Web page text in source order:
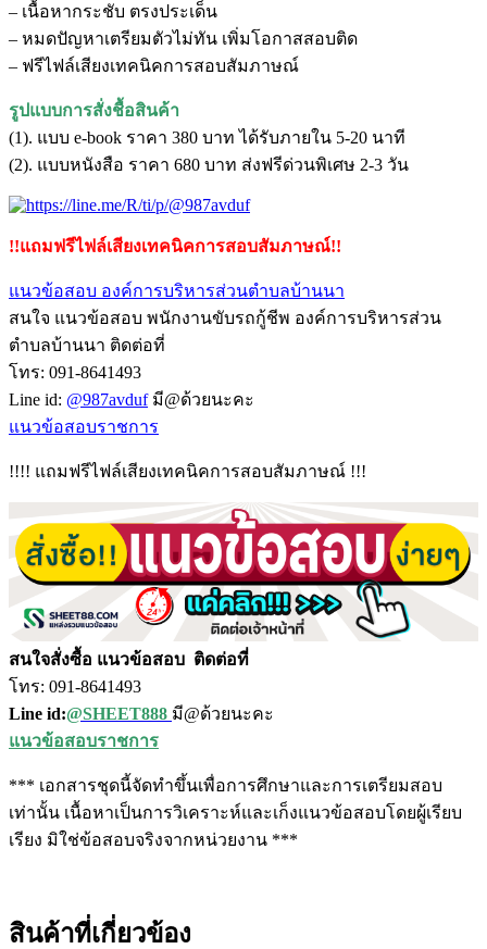
– เนื้อหากระชับ ตรงประเด็น
– หมดปัญหาเตรียมตัวไม่ทัน เพิ่มโอกาสสอบติด
– ฟรีไฟล์เสียงเทคนิคการสอบสัมภาษณ์
รูปแบบการสั่งชื้อสินค้า
(1). แบบ e-book ราคา 380 บาท ได้รับภายใน 5-20 นาที
(2). แบบหนังสือ ราคา 680 บาท ส่งฟรีด่วนพิเศษ 2-3 วัน
!!แถมฟรีไฟล์เสียงเทคนิคการสอบสัมภาษณ์!!
แนวข้อสอบ องค์การบริหารส่วนตำบลบ้านนา
สนใจ แนวข้อสอบ พนักงานขับรถกู้ชีพ องค์การบริหารส่วน
ตำบลบ้านนา ติดต่อที่
โทร: 091-8641493
Line id: @987avdufมี@ด้วยนะคะ
แนวข้อสอบราชการ
!!!! แถมฟรีไฟล์เสียงเทคนิคการสอบสัมภาษณ์ !!!
สนใจสั่งซื้อ แนวข้อสอบ ติดต่อที่
โทร: 091-8641493
Line id:@SHEET888 มี@ด้วยนะคะ
แนวข้อสอบราชการ
*** เอกสารชุดนี้จัดทำขึ้นเพื่อการศึกษาและการเตรียมสอบ
เท่านั้น เนื้อหาเป็นการวิเคราะห์และเก็งแนวข้อสอบโดยผู้เรียบ
เรียง มิใช่ข้อสอบจริงจากหน่วยงาน ***
สินค้าที่เกี่ยวข้อง